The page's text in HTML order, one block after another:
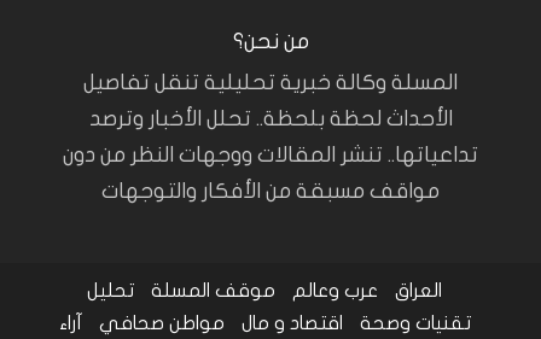
من نحن؟
المسلة وكالة خبرية تحليلية تنقل تفاصيل
الأحداث لحظة بلحظة.. تحلل الأخبار وترصد
تداعياتها.. تنشر المقالات ووجهات النظر من دون
مواقف مسبقة من الأفكار والتوجهات
العراق عرب وعالم موقف المسلة
تحليل
تقنيات وصحة
اقتصاد و مال مواطن صحافي آراء